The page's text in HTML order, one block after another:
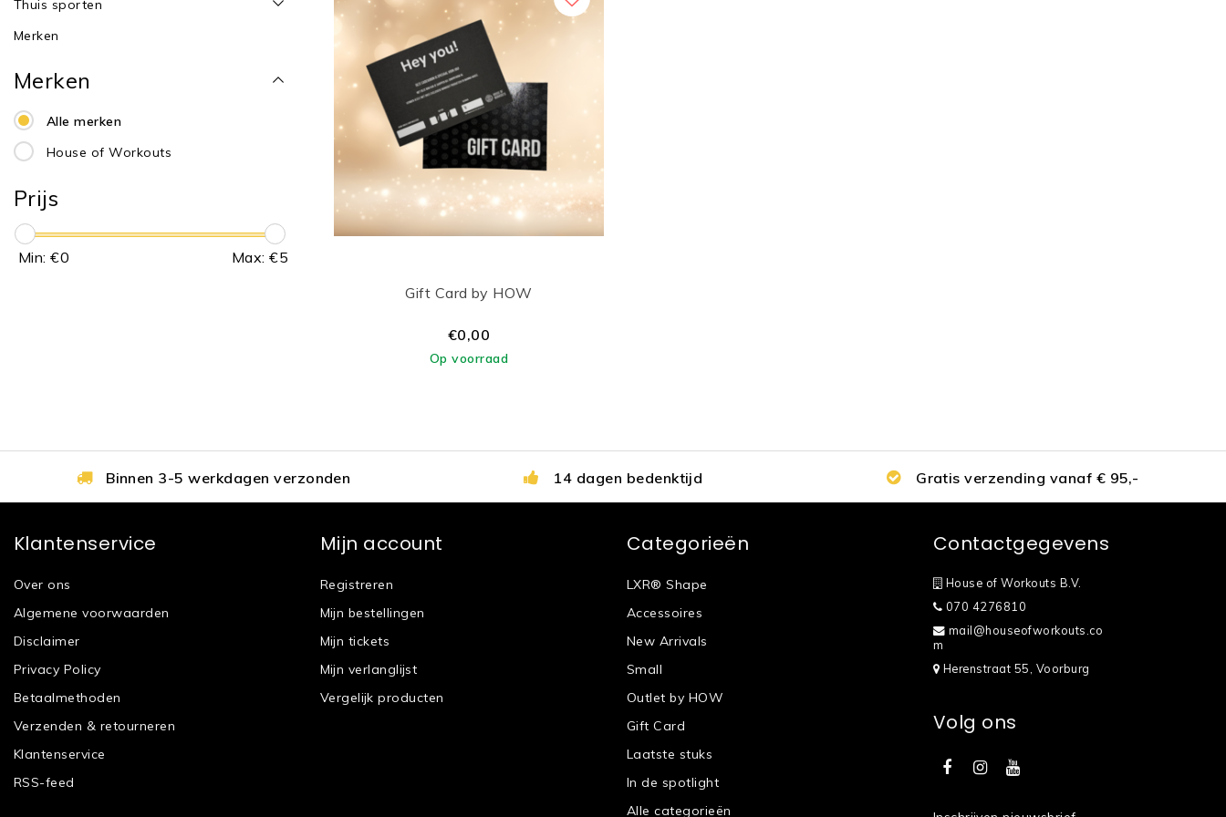
Thuis sporten
Merken
Merken
Alle merken
House of Workouts
Prijs
Min: €0 Max: €5
Gift Card by HOW
€0,00
Op voorraad
Binnen 3-5 werkdagen verzonden 14 dagen bedenktijd Gratis verzending vanaf € 95,-
Klantenservice
Over ons
Algemene voorwaarden
Disclaimer
Privacy Policy
Betaalmethoden
Verzenden & retourneren
Klantenservice
RSS-feed
Mijn account
Registreren
Mijn bestellingen
Mijn tickets
Mijn verlanglijst
Vergelijk producten
Categorieën
LXR® Shape
Accessoires
New Arrivals
Small
Outlet by HOW
Gift Card
Laatste stuks
In de spotlight
Alle categorieën
Contactgegevens
House of Workouts B.V.
070 4276810
mail@houseofworkouts.co
m
Herenstraat 55, Voorburg
Volg ons